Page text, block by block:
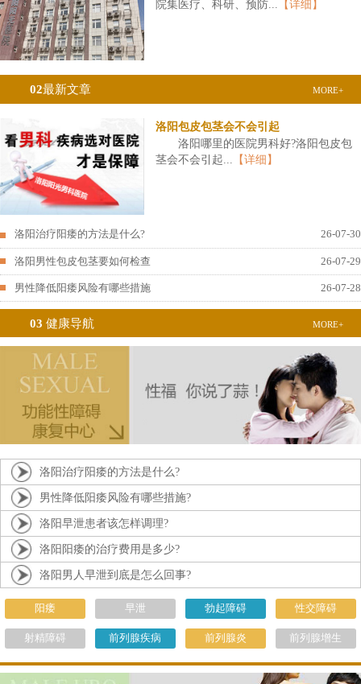
院集医疗、科研、预防...
【详细】
02最新文章 MORE+
洛阳包皮包茎会不会引起
洛阳哪里的医院男科好?洛阳包皮包
茎会不会引起...
【详细】
洛阳治疗阳痿的方法是什么? 26-07-30
洛阳男性包皮包茎要如何检查 26-07-29
男性降低阳痿风险有哪些措施 26-07-28
03 健康导航 MORE+
洛阳治疗阳痿的方法是什么?
男性降低阳痿风险有哪些措施?
洛阳早泄患者该怎样调理?
洛阳阳痿的治疗费用是多少?
洛阳男人早泄到底是怎么回事?
阳痿 早泄 勃起障碍 性交障碍
射精障碍 前列腺疾病 前列腺炎 前列腺增生